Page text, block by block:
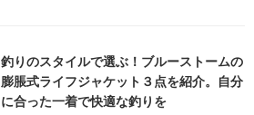
釣りのスタイルで選ぶ！ブルーストームの
膨脹式ライフジャケット３点を紹介。自分
に合った一着で快適な釣りを